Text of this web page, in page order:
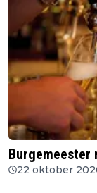
Burgemeester
22 oktober